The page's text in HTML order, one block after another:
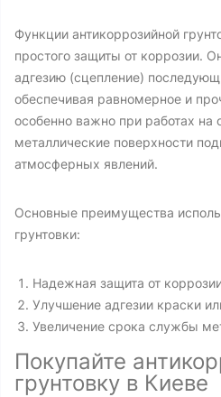
Функции антикоррозийной
простого защиты от коррозии.
адгезию (сцепление)
обеспечивая равномерное и
особенно важно при работах на
металлические поверхности
атмосферных явлений.
Основные преимущества
грунтовки:
Надежная защита от
Улучшение адгезии краски
Увеличение срока службы
Покупайте
грунтовку в Киеве